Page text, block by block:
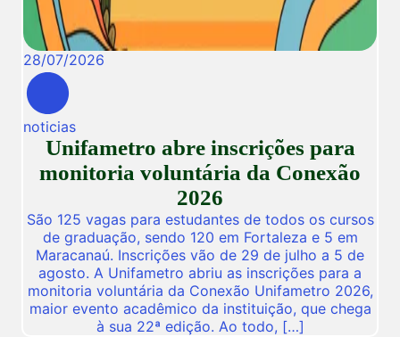
28/07/2026
noticias
Unifametro abre inscrições para
monitoria voluntária da Conexão
2026
São 125 vagas para estudantes de todos os cursos
de graduação, sendo 120 em Fortaleza e 5 em
Maracanaú. Inscrições vão de 29 de julho a 5 de
agosto. A Unifametro abriu as inscrições para a
monitoria voluntária da Conexão Unifametro 2026,
maior evento acadêmico da instituição, que chega
à sua 22ª edição. Ao todo, […]